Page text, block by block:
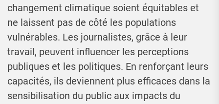
changement climatique soient équitables et
ne laissent pas de côté les populations
vulnérables. Les journalistes, grâce à leur
travail, peuvent influencer les perceptions
publiques et les politiques. En renforçant leurs
capacités, ils deviennent plus efficaces dans la
sensibilisation du public aux impacts du